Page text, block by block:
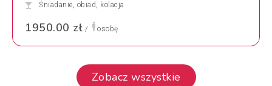
Śniadanie, obiad, kolacja
1950.00 zł / osobę
Zobacz wszystkie